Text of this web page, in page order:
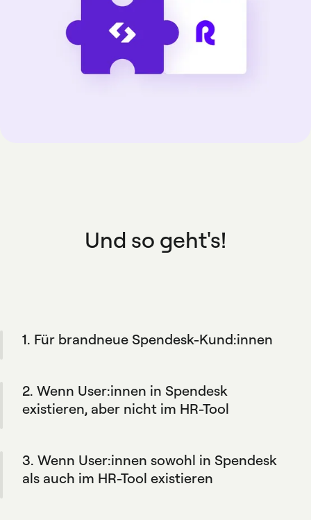
Und so geht's!
1. Für brandneue Spendesk-Kund:innen
automatisch Spendesk-Profile für Ihr Team,
basierend auf den in Ihrem HR-Tool
2. Wenn User:innen in Spendesk
existieren, aber nicht im HR-Tool
Weise bleibt Ihr HR-Tool die primäre
Datenquelle. Und Sie haben die Flexibilität,
3. Wenn User:innen sowohl in Spendesk
als auch im HR-Tool existieren